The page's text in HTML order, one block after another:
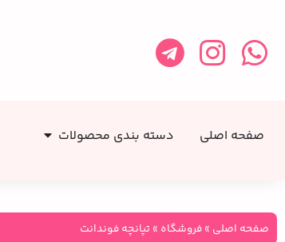
صفحه اصلی دسته بندی محصولات
صفحه اصلی »فروشگاه » تپانچه فوندانت